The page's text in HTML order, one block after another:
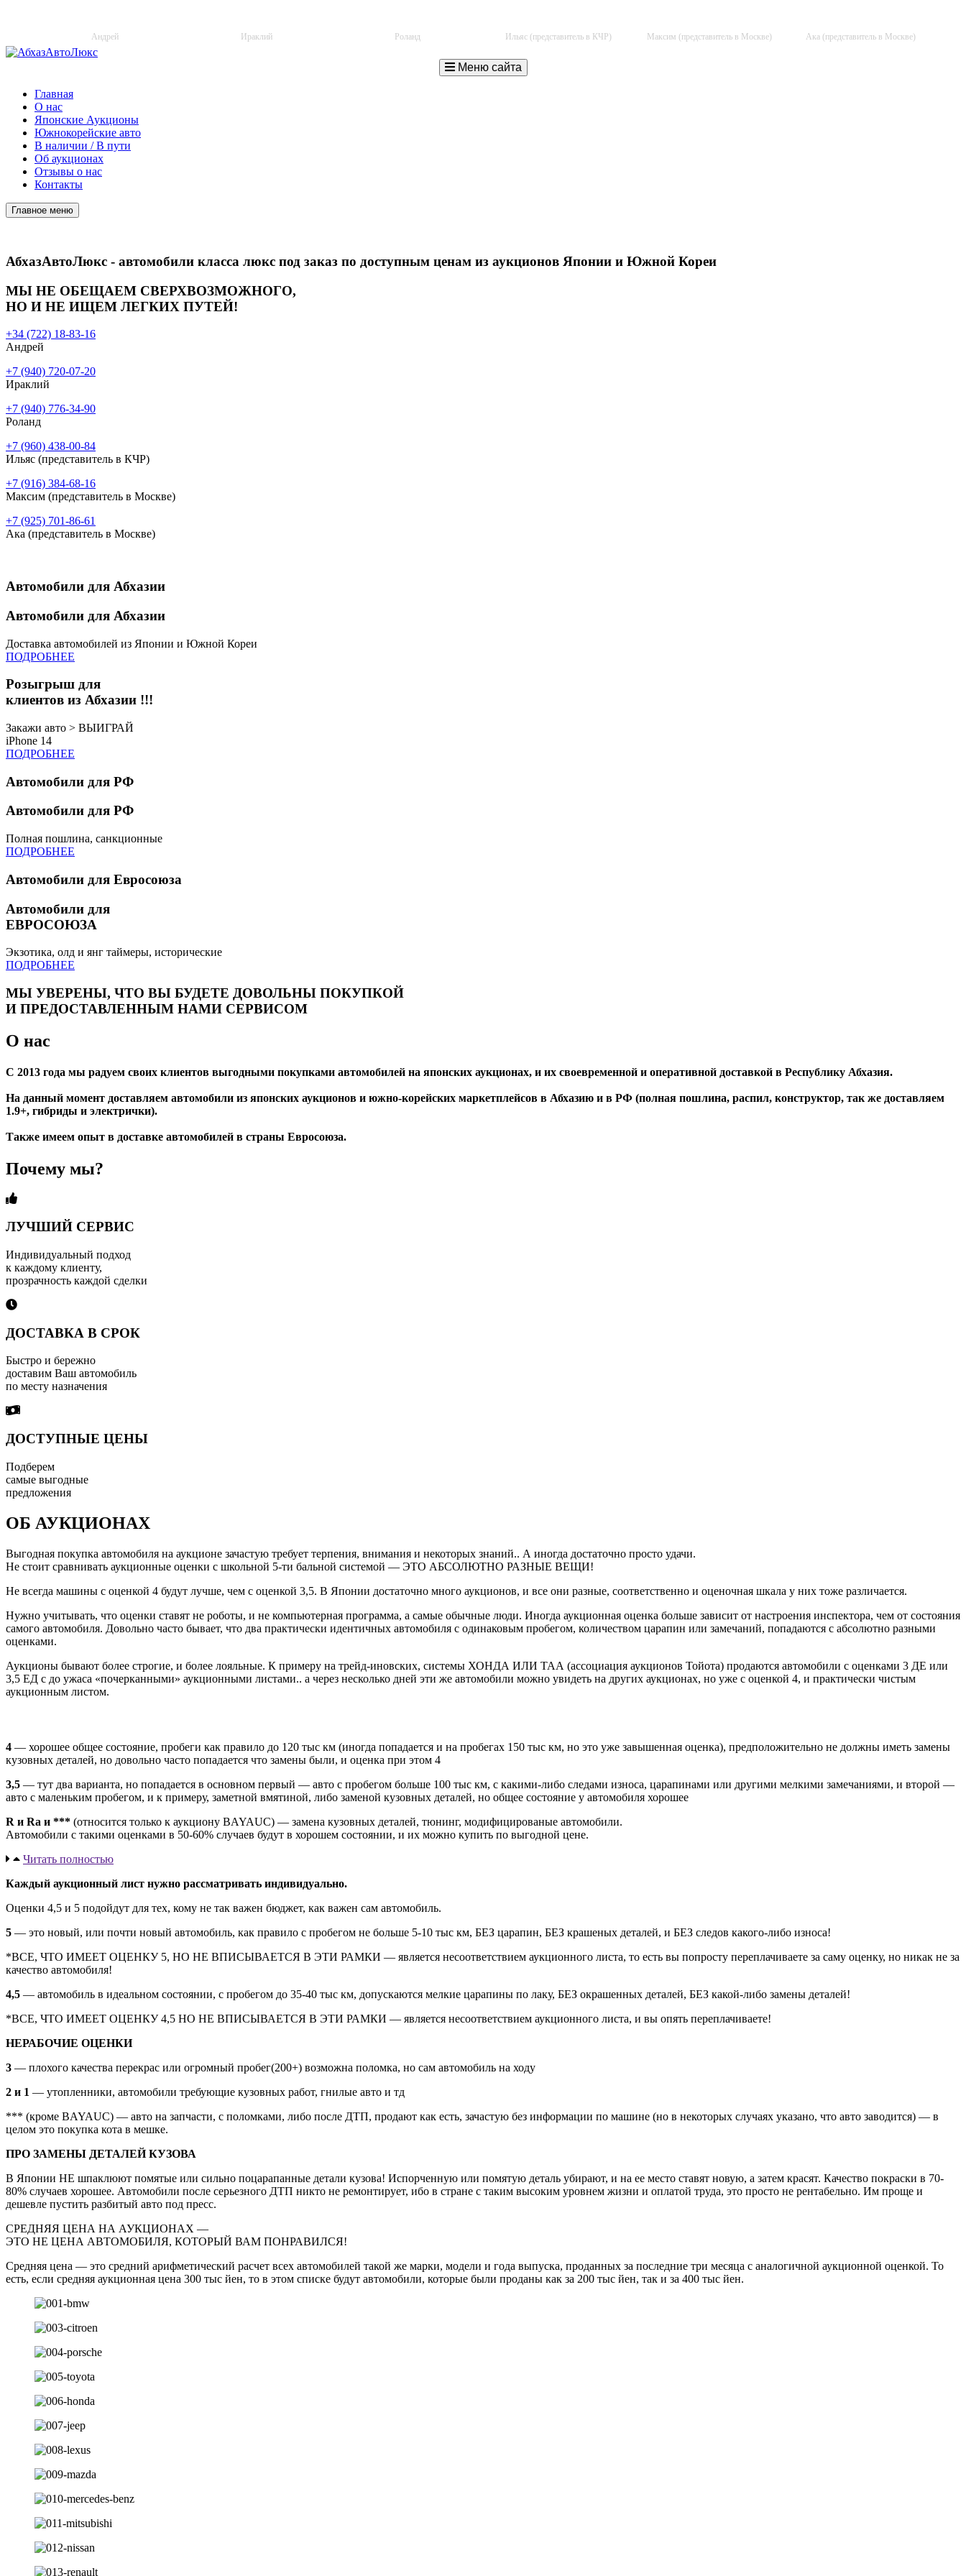
Андрей Ираклий Роланд Ильяс (представитель в КЧР) Максим (представитель в Москве) Ака (представитель в Москве)
Меню сайта
Главная
О нас
Японские Аукционы
Южнокорейские авто
В наличии / В пути
Об аукционах
Отзывы о нас
Контакты
Главное меню
АбхазАвтоЛюкс - автомобили класса люкс под заказ по доступным ценам из аукционов Японии и Южной Кореи
МЫ НЕ ОБЕЩАЕМ СВЕРХВОЗМОЖНОГО,
НО И НЕ ИЩЕМ ЛЕГКИХ ПУТЕЙ!
+34 (722) 18-83-16
Андрей
+7 (940) 720-07-20
Ираклий
+7 (940) 776-34-90
Роланд
+7 (960) 438-00-84
Ильяс (представитель в КЧР)
+7 (916) 384-68-16
Максим (представитель в Москве)
+7 (925) 701-86-61
Ака (представитель в Москве)
Автомобили для Абхазии
Автомобили для Абхазии
Доставка автомобилей из Японии и Южной Кореи
ПОДРОБНЕЕ
Розыгрыш для
клиентов из Абхазии !!!
Закажи авто > ВЫИГРАЙ
iPhone 14
ПОДРОБНЕЕ
Автомобили для РФ
Автомобили для РФ
Полная пошлина, санкционные
ПОДРОБНЕЕ
Автомобили для Евросоюза
Автомобили для
ЕВРОСОЮЗА
Экзотика, олд и янг таймеры, исторические
ПОДРОБНЕЕ
МЫ УВЕРЕНЫ, ЧТО ВЫ БУДЕТЕ ДОВОЛЬНЫ ПОКУПКОЙ
И ПРЕДОСТАВЛЕННЫМ НАМИ СЕРВИСОМ
О нас
С 2013 года мы радуем своих клиентов выгодными покупками автомобилей на японских аукционах, и их своевременной и оперативной доставкой в Республику Абхазия.
На данный момент доставляем автомобили из японских аукционов и южно-корейских маркетплейсов в Абхазию и в РФ (полная пошлина, распил, конструктор, так же доставляем
1.9+, гибриды и электрички).
Также имеем опыт в доставке автомобилей в страны Евросоюза.
Почему мы?
ЛУЧШИЙ СЕРВИС
Индивидуальный подход
к каждому клиенту,
прозрачность каждой сделки
ДОСТАВКА В СРОК
Быстро и бережно
доставим Ваш автомобиль
по месту назначения
ДОСТУПНЫЕ ЦЕНЫ
Подберем
самые выгодные
предложения
ОБ АУКЦИОНАХ
Выгодная покупка автомобиля на аукционе зачастую требует терпения, внимания и некоторых знаний.. А иногда достаточно просто удачи.
Не стоит сравнивать аукционные оценки с школьной 5-ти бальной системой — ЭТО АБСОЛЮТНО РАЗНЫЕ ВЕЩИ!
Не всегда машины с оценкой 4 будут лучше, чем с оценкой 3,5. В Японии достаточно много аукционов, и все они разные, соответственно и оценочная шкала у них тоже различается.
Нужно учитывать, что оценки ставят не роботы, и не компьютерная программа, а самые обычные люди. Иногда аукционная оценка больше зависит от настроения инспектора, чем от состояния
самого автомобиля. Довольно часто бывает, что два практически идентичных автомобиля с одинаковым пробегом, количеством царапин или замечаний, попадаются с абсолютно разными
оценками.
Аукционы бывают более строгие, и более лояльные. К примеру на трейд-иновских, системы ХОНДА ИЛИ ТАА (ассоциация аукционов Тойота) продаются автомобили с оценками 3 ДЕ или
3,5 ЕД с до ужаса «почерканными» аукционными листами.. а через несколько дней эти же автомобили можно увидеть на других аукционах, но уже с оценкой 4, и практически чистым
аукционным листом.
4 — хорошее общее состояние, пробеги как правило до 120 тыс км (иногда попадается и на пробегах 150 тыс км, но это уже завышенная оценка), предположительно не должны иметь замены
кузовных деталей, но довольно часто попадается что замены были, и оценка при этом 4
3,5 — тут два варианта, но попадается в основном первый — авто с пробегом больше 100 тыс км, с какими-либо следами износа, царапинами или другими мелкими замечаниями, и второй —
авто с маленьким пробегом, и к примеру, заметной вмятиной, либо заменой кузовных деталей, но общее состояние у автомобиля хорошее
R и Ra и *** (относится только к аукциону BAYAUC) — замена кузовных деталей, тюнинг, модифицированые автомобили.
Автомобили с такими оценками в 50-60% случаев будут в хорошем состоянии, и их можно купить по выгодной цене.
Читать полностью
Каждый аукционный лист нужно рассматривать индивидуально.
Оценки 4,5 и 5 подойдут для тех, кому не так важен бюджет, как важен сам автомобиль.
5 — это новый, или почти новый автомобиль, как правило с пробегом не больше 5-10 тыс км, БЕЗ царапин, БЕЗ крашеных деталей, и БЕЗ следов какого-либо износа!
*ВСЕ, ЧТО ИМЕЕТ ОЦЕНКУ 5, НО НЕ ВПИСЫВАЕТСЯ В ЭТИ РАМКИ — является несоответствием аукционного листа, то есть вы попросту переплачиваете за саму оценку, но никак не за
качество автомобиля!
4,5 — автомобиль в идеальном состоянии, с пробегом до 35-40 тыс км, допускаются мелкие царапины по лаку, БЕЗ окрашенных деталей, БЕЗ какой-либо замены деталей!
*ВСЕ, ЧТО ИМЕЕТ ОЦЕНКУ 4,5 НО НЕ ВПИСЫВАЕТСЯ В ЭТИ РАМКИ — является несоответствием аукционного листа, и вы опять переплачиваете!
НЕРАБОЧИЕ ОЦЕНКИ
3 — плохого качества перекрас или огромный пробег(200+) возможна поломка, но сам автомобиль на ходу
2 и 1 — утопленники, автомобили требующие кузовных работ, гнилые авто и тд
*** (кроме BAYAUC) — авто на запчасти, с поломками, либо после ДТП, продают как есть, зачастую без информации по машине (но в некоторых случаях указано, что авто заводится) — в
целом это покупка кота в мешке.
ПРО ЗАМЕНЫ ДЕТАЛЕЙ КУЗОВА
В Японии НЕ шпаклюют помятые или сильно поцарапанные детали кузова! Испорченную или помятую деталь убирают, и на ее место ставят новую, а затем красят. Качество покраски в 70-
80% случаев хорошее. Автомобили после серьезного ДТП никто не ремонтирует, ибо в стране с таким высоким уровнем жизни и оплатой труда, это просто не рентабельно. Им проще и
дешевле пустить разбитый авто под пресс.
СРЕДНЯЯ ЦЕНА НА АУКЦИОНАХ —
ЭТО НЕ ЦЕНА АВТОМОБИЛЯ, КОТОРЫЙ ВАМ ПОНРАВИЛСЯ!
Средняя цена — это средний арифметический расчет всех автомобилей такой же марки, модели и года выпуска, проданных за последние три месяца с аналогичной аукционной оценкой. То
есть, если средняя аукционная цена 300 тыс йен, то в этом списке будут автомобили, которые были проданы как за 200 тыс йен, так и за 400 тыс йен.